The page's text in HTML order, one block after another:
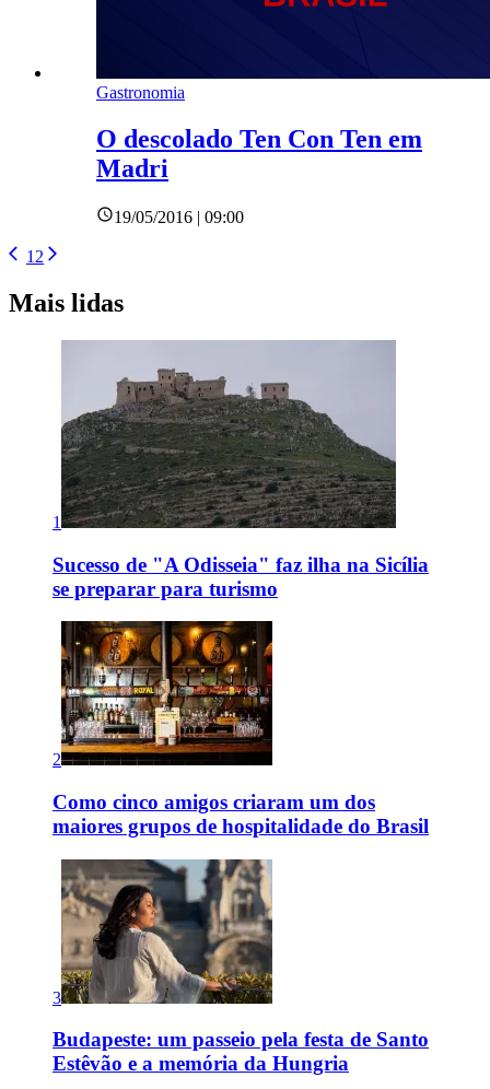
Gastronomia
O descolado Ten Con Ten em
Madri
19/05/2016 | 09:00
1 2
Mais lidas
1
Sucesso de "A Odisseia" faz ilha na Sicília
se preparar para turismo
2
Como cinco amigos criaram um dos
maiores grupos de hospitalidade do Brasil
3
Budapeste: um passeio pela festa de Santo
Estêvão e a memória da Hungria